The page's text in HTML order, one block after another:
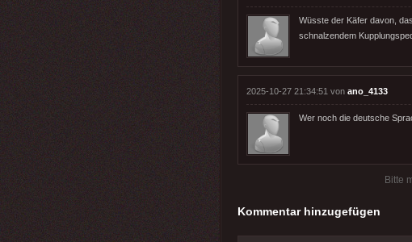
Wüsste der Käfer davon,
schnalzendem
2025-10-27 21:34:51 von ano_4133
Wer noch die deutsche
Bitte
Kommentar hinzugefügen